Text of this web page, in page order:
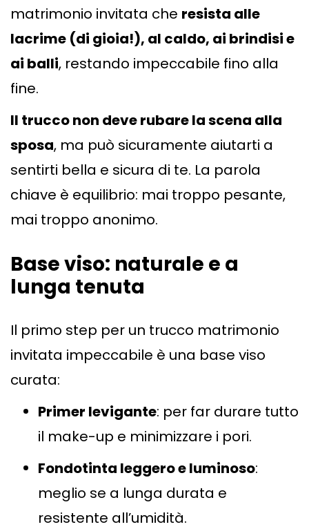
matrimonio invitata che resista alle
lacrime (di gioia!), al caldo, ai brindisi e
ai balli, restando impeccabile fino alla
fine.
Il trucco non deve rubare la scena alla
sposa, ma può sicuramente aiutarti a
sentirti bella e sicura di te. La parola
chiave è equilibrio: mai troppo pesante,
mai troppo anonimo.
Base viso: naturale e a
lunga tenuta
Il primo step per un trucco matrimonio
invitata impeccabile è una base viso
curata:
Primer levigante: per far durare tutto
il make-up e minimizzare i pori.
Fondotinta leggero e luminoso:
meglio se a lunga durata e
resistente all’umidità.